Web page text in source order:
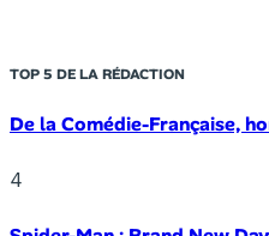
TOP 5 DE LA RÉDACTION
De la Comédie-Française,
4